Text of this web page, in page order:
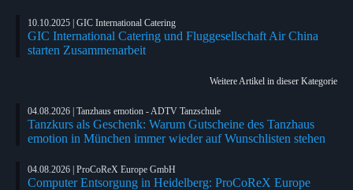
10.10.2025 | GIC International Catering
GIC International Catering und Fluggesellschaft Air China
starten Zusammenarbeit
Weitere Artikel in dieser Kategorie
04.08.2026 | Tanzhaus emotion - ADTV Tanzschule
Tanzkurs als Geschenk: Warum Gutscheine des Tanzhaus
emotion in München immer wieder auf Wunschlisten stehen
04.08.2026 | ProCoReX Europe GmbH
Computer Entsorgung in Heidelberg: ProCoReX Europe